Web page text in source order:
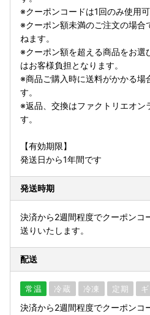
※クーポンコードは1回のみ使用可
※クーポン額未満のご注文の場合
ねます。
※クーポン額を超える商品をお選
はお客様負担となります。
※商品ご購入時に送料がかかる場
す。
※返品、交換はファクトリエオン
す。
【有効期限】
発送日から1年間です
発送時期
決済から2週間程度でクーポンコ
送りいたします。
配送
常温 冷蔵 冷凍 定期
決済から2週間程度でクーポンコ